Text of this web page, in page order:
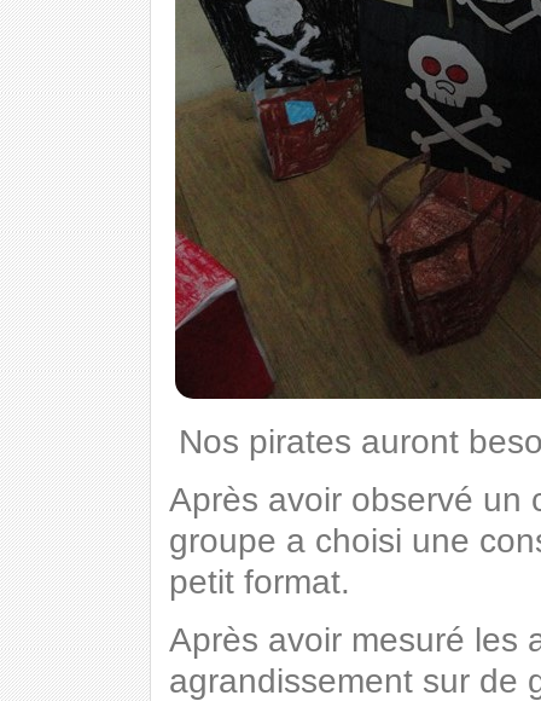
Nos pirates auront
Après avoir observé un
groupe a choisi une
petit format.
Après avoir mesuré les
agrandissement sur de